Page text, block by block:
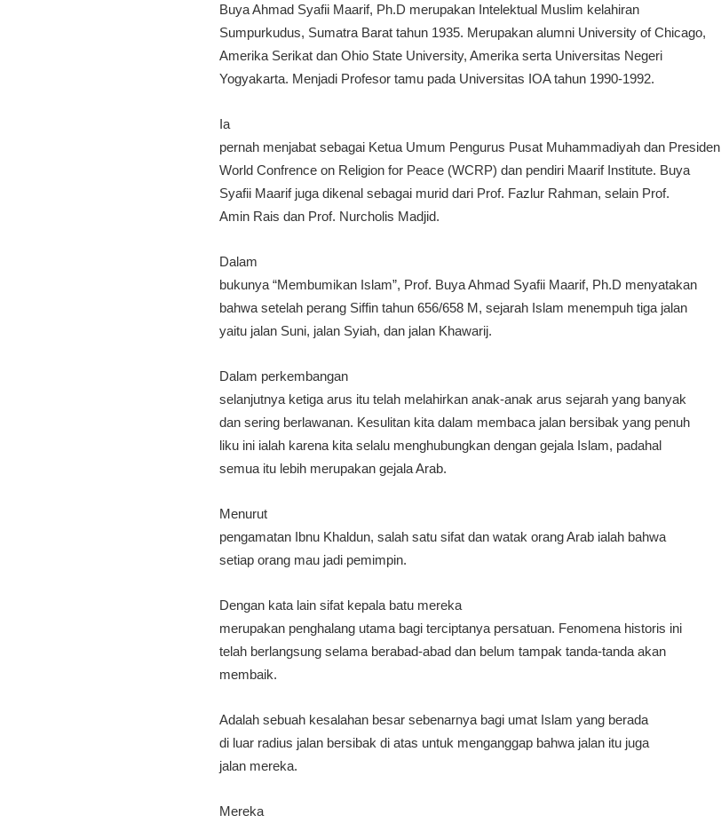
Buya Ahmad Syafii Maarif, Ph.D merupakan Intelektual Muslim kelahiran
Sumpurkudus, Sumatra Barat tahun 1935. Merupakan alumni University of Chicago,
Amerika Serikat dan Ohio State University, Amerika serta Universitas Negeri
Yogyakarta. Menjadi Profesor tamu pada Universitas IOA tahun 1990-1992.
Ia
pernah menjabat sebagai Ketua Umum Pengurus Pusat Muhammadiyah dan Presiden
World Confrence on Religion for Peace (WCRP) dan pendiri Maarif Institute. Buya
Syafii Maarif juga dikenal sebagai murid dari Prof. Fazlur Rahman, selain Prof.
Amin Rais dan Prof. Nurcholis Madjid.
Dalam
bukunya “Membumikan Islam”, Prof. Buya Ahmad Syafii Maarif, Ph.D menyatakan
bahwa setelah perang Siffin tahun 656/658 M, sejarah Islam menempuh tiga jalan
yaitu jalan Suni, jalan Syiah, dan jalan Khawarij.
Dalam perkembangan
selanjutnya ketiga arus itu telah melahirkan anak-anak arus sejarah yang banyak
dan sering berlawanan. Kesulitan kita dalam membaca jalan bersibak yang penuh
liku ini ialah karena kita selalu menghubungkan dengan gejala Islam, padahal
semua itu lebih merupakan gejala Arab.
Menurut
pengamatan Ibnu Khaldun, salah satu sifat dan watak orang Arab ialah bahwa
setiap orang mau jadi pemimpin.
Dengan kata lain sifat kepala batu mereka
merupakan penghalang utama bagi terciptanya persatuan. Fenomena historis ini
telah berlangsung selama berabad-abad dan belum tampak tanda-tanda akan
membaik.
Adalah sebuah kesalahan besar sebenarnya bagi umat Islam yang berada
di luar radius jalan bersibak di atas untuk menganggap bahwa jalan itu juga
jalan mereka.
Mereka